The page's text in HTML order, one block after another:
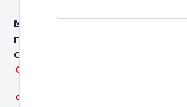
МЕДИЧНЕ ОБЛАДНАННЯ
ГЕЛЬ ПРОВІДНИК
СТОМОТОЛОГІЧНІ ІМПЛАНТИ
СИСТЕМИ 3D-ФОТОЗЙОМКИ
ФОТОФОНИ